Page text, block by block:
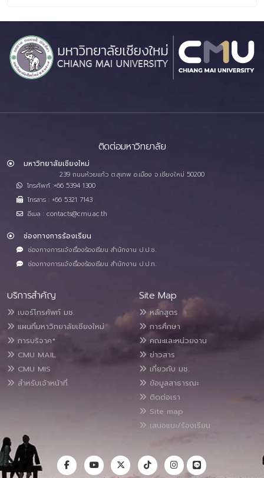
ติดต่อมหาวิทยาลัย
มหาวิทยาลัยเชียงใหม่
239 ถนนห้วยแก้ว ต.สุเทพ อ.เมือง จ.เชียงใหม่ 50200
โทรศัพท์ :+66 5394 1300
โทรสาร : +66 5321 7143
อีเมล : contacts@cmu.ac.th
ช่องทางการร้องเรียน
ช่องทางการแจ้งเรื่องร้องเรียน สำนักงาน ป.ป.ช.
ช่องทางการแจ้งเรื่องร้องเรียน สำนักงาน ป.ป.ท.
บริการสำคัญ
เบอร์โทรศัพท์ มช.
แผนที่มหาวิทยาลัยเชียงใหม่
การบริจาค*
CMU MAIL
CMU MIS
สำหรับเจ้าหน้าที่
Site Map
หลักสูตร
การศึกษา
คณะและหน่วยงาน
ข่าวสาร
เกี่ยวกับ มช.
ข้อมูลสาธารณะ
ติดต่อเรา
Site map
เสนอแนะ/ร้องเรียน